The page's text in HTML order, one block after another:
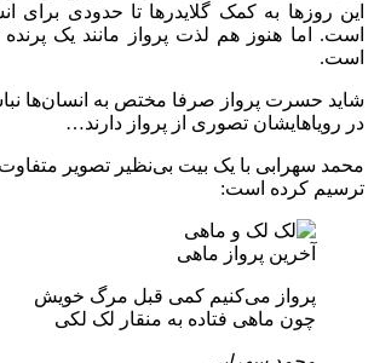
این روزها به کمک گلایدرها تا حدودی برای
است. اما هنوز هم لذت پرواز مانند یک
است.
شاید حسرت پرواز صرفا مختص به انسان‌ها
در رویاهایشان تصوری از پرواز دارند…
محمد سهرابی با یک بیت بی‌نظیر تصویر متفاوت و
ترسیم کرده است:
آخرین پرواز ماهی
پرواز می‌کنیم کمی قبل مرگ خویش
چون ماهی فتاده به منقار لک لکی